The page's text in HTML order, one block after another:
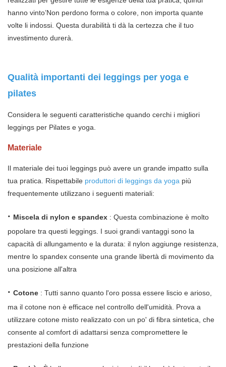
hanno vinto’Non perdono forma o colore, non importa quante
volte li indossi. Questa durabilità ti dà la certezza che il tuo
investimento durerà.
Qualità importanti dei leggings per yoga e
pilates
Considera le seguenti caratteristiche quando cerchi i migliori
leggings per Pilates e yoga.
Materiale
Il materiale dei tuoi leggings può avere un grande impatto sulla
tua pratica. Rispettabile produttori di leggings da yoga più
frequentemente utilizzano i seguenti materiali:
· Miscela di nylon e spandex : Questa combinazione è molto
popolare tra questi leggings. I suoi grandi vantaggi sono la
capacità di allungamento e la durata: il nylon aggiunge resistenza,
mentre lo spandex consente una grande libertà di movimento da
una posizione all'altra
· Cotone : Tutti sanno quanto l'oro possa essere liscio e arioso,
ma il cotone non è efficace nel controllo dell'umidità. Prova a
utilizzare cotone misto realizzato con un po' di fibra sintetica, che
consente al comfort di adattarsi senza compromettere le
prestazioni della funzione